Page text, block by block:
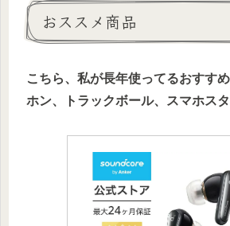
おススメ商品
こちら、私が長年使ってるおすす
ホン、トラックボール、スマホス